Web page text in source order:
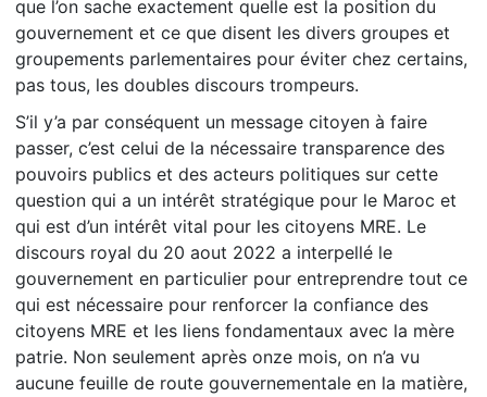
que l’on sache exactement quelle est la position du
gouvernement et ce que disent les divers groupes et
groupements parlementaires pour éviter chez certains,
pas tous, les doubles discours trompeurs.
S’il y’a par conséquent un message citoyen à faire
passer, c’est celui de la nécessaire transparence des
pouvoirs publics et des acteurs politiques sur cette
question qui a un intérêt stratégique pour le Maroc et
qui est d’un intérêt vital pour les citoyens MRE. Le
discours royal du 20 aout 2022 a interpellé le
gouvernement en particulier pour entreprendre tout ce
qui est nécessaire pour renforcer la confiance des
citoyens MRE et les liens fondamentaux avec la mère
patrie. Non seulement après onze mois, on n’a vu
aucune feuille de route gouvernementale en la matière,